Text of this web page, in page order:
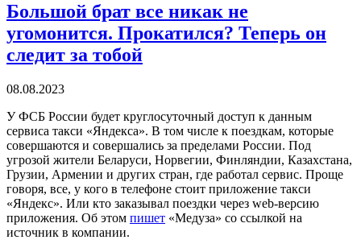
Большой брат все никак не
угомонится. Прокатился? Теперь он
следит за тобой
08.08.2023
У ФСБ России будет круглосуточный доступ к данным
сервиса такси «Яндекса». В том числе к поездкам, которые
совершаются и совершались за пределами России. Под
угрозой жители Беларуси, Норвегии, Финляндии, Казахстана,
Грузии, Армении и других стран, где работал сервис. Проще
говоря, все, у кого в телефоне стоит приложение такси
«Яндекс». Или кто заказывал поездки через web-версию
приложения. Об этом пишет «Медуза» со ссылкой на
источник в компании.